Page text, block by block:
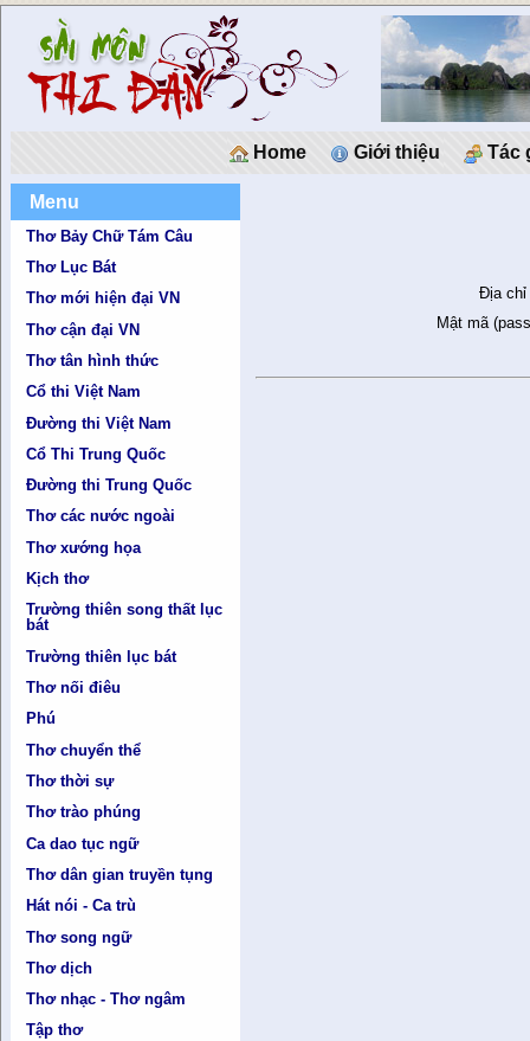
Home Giới thiệu Tác
Menu
Thơ Bảy Chữ Tám Câu
Thơ Lục Bát
Thơ mới hiện đại VN
Thơ cận đại VN
Thơ tân hình thức
Cổ thi Việt Nam
Đường thi Việt Nam
Cổ Thi Trung Quốc
Đường thi Trung Quốc
Thơ các nước ngoài
Thơ xướng họa
Kịch thơ
Trường thiên song thất lục
bát
Trường thiên lục bát
Thơ nối điêu
Phú
Thơ chuyển thể
Thơ thời sự
Thơ trào phúng
Ca dao tục ngữ
Thơ dân gian truyền tụng
Hát nói - Ca trù
Thơ song ngữ
Thơ dịch
Thơ nhạc - Thơ ngâm
Tập thơ
Địa chỉ
Mật mã